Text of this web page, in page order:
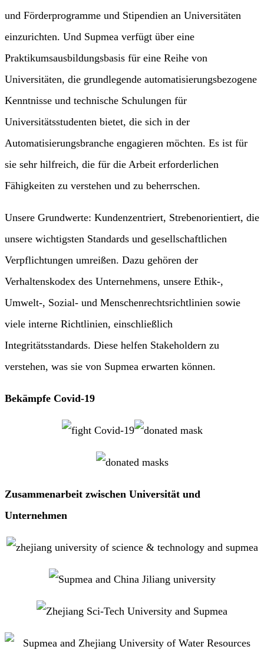
und Förderprogramme und Stipendien an Universitäten
einzurichten. Und Supmea verfügt über eine
Praktikumsausbildungsbasis für eine Reihe von
Universitäten, die grundlegende automatisierungsbezogene
Kenntnisse und technische Schulungen für
Universitätsstudenten bietet, die sich in der
Automatisierungsbranche engagieren möchten. Es ist für
sie sehr hilfreich, die für die Arbeit erforderlichen
Fähigkeiten zu verstehen und zu beherrschen.
Unsere Grundwerte: Kundenzentriert, Strebenorientiert, die
unsere wichtigsten Standards und gesellschaftlichen
Verpflichtungen umreißen. Dazu gehören der
Verhaltenskodex des Unternehmens, unsere Ethik-,
Umwelt-, Sozial- und Menschenrechtsrichtlinien sowie
viele interne Richtlinien, einschließlich
Integritätsstandards. Diese helfen Stakeholdern zu
verstehen, was sie von Supmea erwarten können.
Bekämpfe Covid-19
Zusammenarbeit zwischen Universität und
Unternehmen